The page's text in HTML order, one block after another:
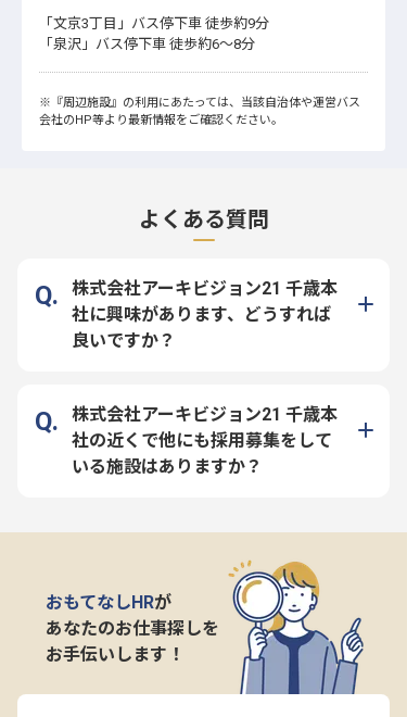
「文京3丁目」バス停下車 徒歩約9分
「泉沢」バス停下車 徒歩約6〜8分
※ 『周辺施設』 の利用にあたっては、当該自治体や運営バス
会社のHP等より最新情報をご確認ください。
よくある質問
株式会社アーキビジョン21 千歳本
社に興味があります、どうすれば
良いですか？
株式会社アーキビジョン21 千歳本
社の近くで他にも採用募集をして
いる施設はありますか？
おもてなしHRが
あなたのお仕事探しを
お手伝いします！